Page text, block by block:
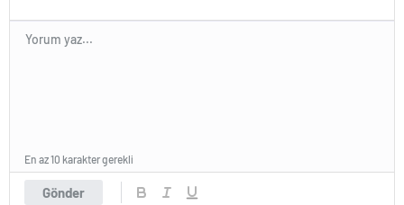
Gönder
En az 10 karakter gerekli